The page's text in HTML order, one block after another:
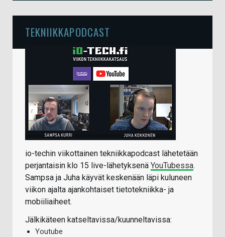
TEKNIIKKAPODCAST
io-techin viikottainen tekniikkapodcast lähetetään
perjantaisin klo 15 live-lähetyksenä YouTubessa.
Sampsa ja Juha käyvät keskenään läpi kuluneen
viikon ajalta ajankohtaiset tietotekniikka- ja
mobiiliaiheet.
Jälkikäteen katseltavissa/kuunneltavissa:
Youtube